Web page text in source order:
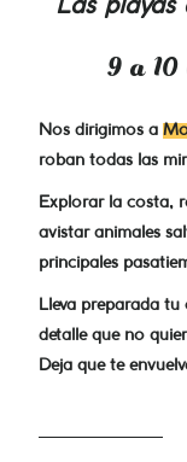
Las playas
9 a
Nos dirigimos a
roban todas las
Explorar la costa,
avistar animales
principales
Lleva preparada
detalle que no
Deja que te